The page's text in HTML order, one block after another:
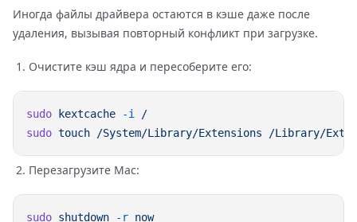
Иногда файлы драйвера остаются в кэше даже после
удаления, вызывая повторный конфликт при загрузке.
Очистите кэш ядра и пересоберите его:
sudo kextcache -i
sudo touch /System/Library/Extensions
Перезагрузите Mac:
sudo shutdown -r